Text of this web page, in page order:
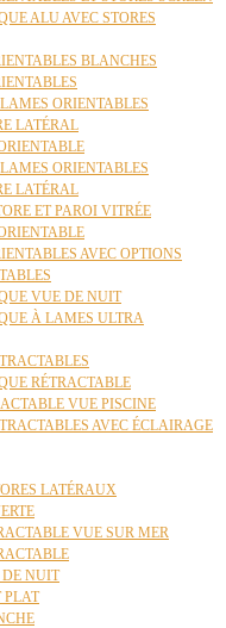
ALU AVEC STORES
BLANCHES
ORIENTABLES
LATÉRAL
ORIENTABLES
LATÉRAL
ET PAROI VITRÉE
AVEC OPTIONS
VUE DE NUIT
À LAMES ULTRA
RÉTRACTABLE
VUE PISCINE
AVEC ÉCLAIRAGE
LATÉRAUX
VUE SUR MER
NUIT
PLAT